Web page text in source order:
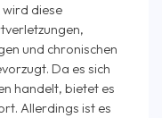
wird diese
und chronischen
Da es sich
handelt, bietet es
Allerdings ist es